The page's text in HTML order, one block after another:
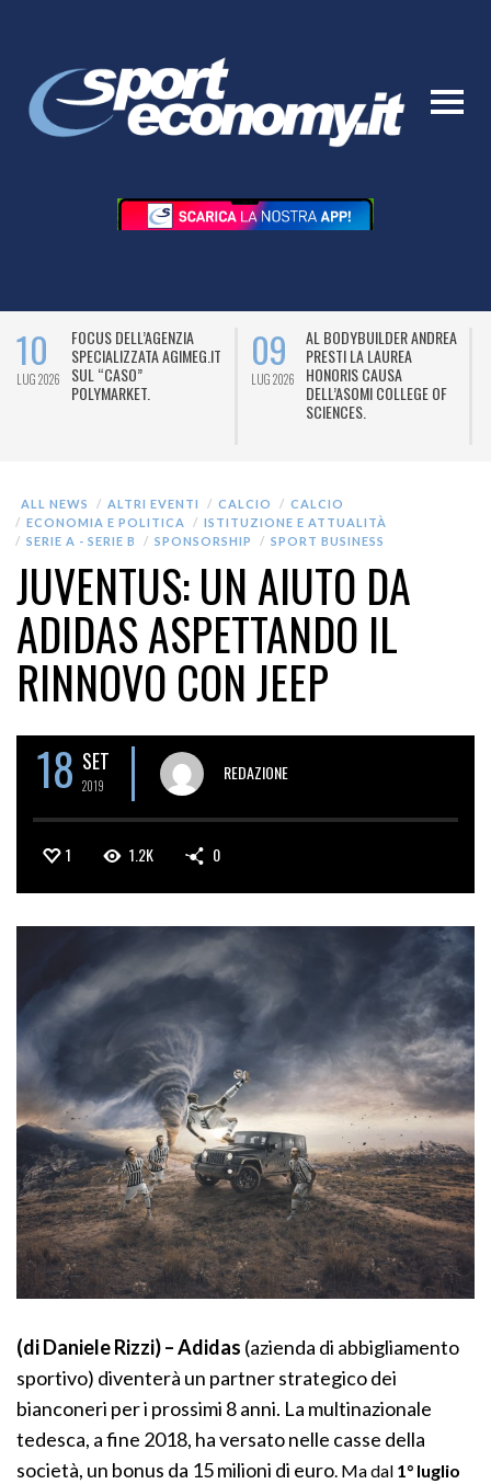
10
LUG 2026
FOCUS DELL’AGENZIA
SPECIALIZZATA AGIMEG.IT
SUL “CASO”
POLYMARKET.
09
LUG 2026
AL BODYBUILDER ANDREA
PRESTI LA LAUREA
HONORIS CAUSA
DELL’ASOMI COLLEGE OF
SCIENCES.
ALL NEWS ALTRI EVENTI CALCIO
CALCIO
ECONOMIA E POLITICA
ISTITUZIONE E ATTUALITÀ
SERIE A - SERIE B
SPONSORSHIP SPORT BUSINESS
JUVENTUS: UN AIUTO DA
ADIDAS ASPETTANDO IL
RINNOVO CON JEEP
18 SET
2019
REDAZIONE
1 1.2K 0
(di Daniele Rizzi) – Adidas (azienda di abbigliamento
sportivo) diventerà un partner strategico dei
bianconeri per i prossimi 8 anni. La multinazionale
tedesca, a fine 2018, ha versato nelle casse della
società, un bonus da 15 milioni di euro. Ma dal 1° luglio